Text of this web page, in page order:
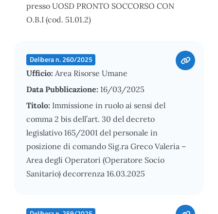
presso UOSD PRONTO SOCCORSO CON
O.B.I (cod. 51.01.2)
Delibera n. 260/2025
Ufficio: Area Risorse Umane
Data Pubblicazione: 16/03/2025
Titolo: Immissione in ruolo ai sensi del
comma 2 bis dell’art. 30 del decreto
legislativo 165/2001 del personale in
posizione di comando Sig.ra Greco Valeria –
Area degli Operatori (Operatore Socio
Sanitario) decorrenza 16.03.2025